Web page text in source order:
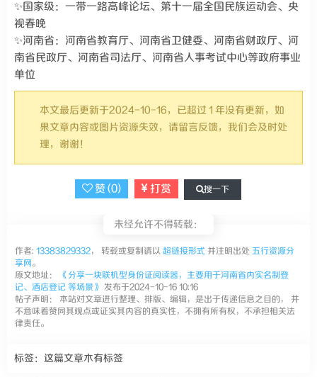
✨国家级：一带一路高峰论坛、第十一届全国民族运动会、央
视春晚
✨河南省：河南省教育厅、河南省卫健委、河南省财政厅、河
南省民政厅、河南省司法厅、河南省人事考试中心等政府事业
单位
本文最后更新于2024-10-16，已超过 1 年没有更新，如
果文章内容或图片资源失效，请留言反馈，我们会及时处
理，谢谢！
赞 (0) 打赏 搜一下
未经允许不得转载：
作者: 13383829332， 转载或复制请以 超链接形式 并注明出处 五行资源分
享网。
原文地址：
《分享一块联机型身份证阅读器，主要用于河南省内实名制登
记、酒店登记 等场景》 发布于2024-10-16 10:16
帖子声明： 本站对文章进行整理、排版、编辑，是出于传递信息之目的， 并
不意味着赞同其观点或证实其内容的真实性，不拥有所有权，不承担相关法
律责任。
标签：这篇文章木有标签